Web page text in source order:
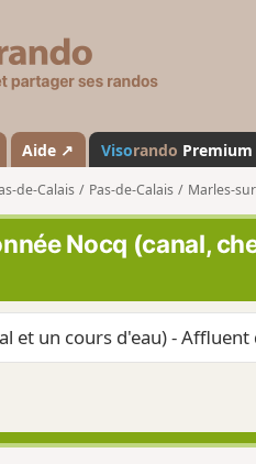
s
a
n
d
o
Aide ↗ Visorando Premium
de-Calais Pas-de-Calais Marles-
Nocq (canal,